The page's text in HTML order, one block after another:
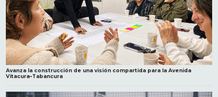
Avanza la construcción de una visión compartida para la Avenida
Vitacura–Tabancura